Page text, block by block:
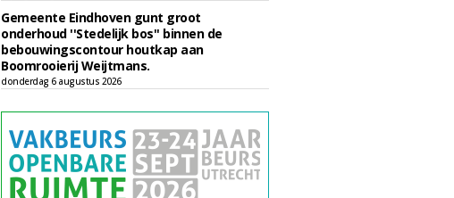
Gemeente Eindhoven gunt groot
onderhoud ''Stedelijk bos'' binnen de
bebouwingscontour houtkap aan
Boomrooierij Weijtmans.
donderdag 6 augustus 2026